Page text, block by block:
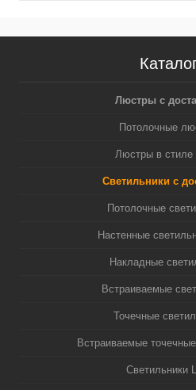
Люстры с
Потолочные
Люстры в
Светильники с
Потолочные
Настенные
Накладные
Встраиваемые
Точечные
Встраиваемые
Светильники